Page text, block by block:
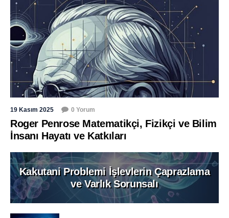
19 Kasım 2025 0 Yorum
Roger Penrose Matematikçi, Fizikçi ve Bilim
İnsanı Hayatı ve Katkıları
Kakutani Problemi İşlevlerin Çaprazlama
ve Varlık Sorunsalı